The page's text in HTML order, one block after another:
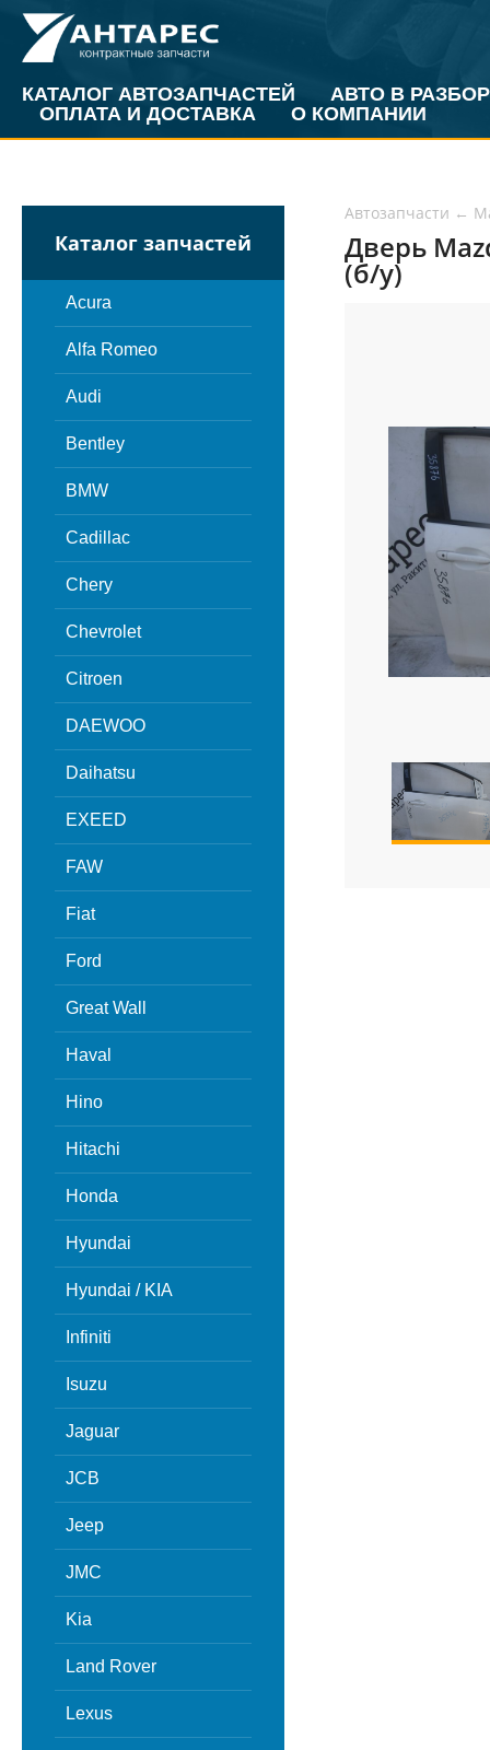
КАТАЛОГ АВТОЗАПЧАСТЕЙ
АВТО В РАЗБОР
ОПЛАТА И ДОСТАВКА
О КОМПАНИИ
Каталог запчастей
Acura
Alfa Romeo
Audi
Bentley
BMW
Cadillac
Chery
Chevrolet
Citroen
DAEWOO
Daihatsu
EXEED
FAW
Fiat
Ford
Great Wall
Haval
Hino
Hitachi
Honda
Hyundai
Hyundai / KIA
Infiniti
Isuzu
Jaguar
JCB
Jeep
JMC
Kia
Land Rover
Lexus
Автозапчасти ←
Дверь
(б/у)